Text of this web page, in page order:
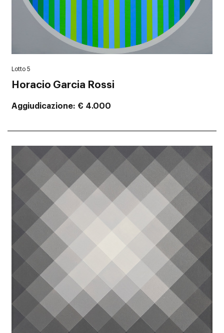
Lotto 5
Horacio Garcia Rossi
Aggiudicazione € 4.000